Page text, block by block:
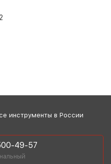
2
инструменты в России
49-57